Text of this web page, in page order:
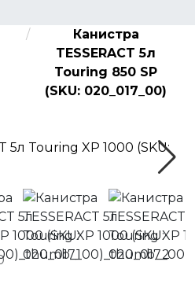
Канистра
TESSERACT 5л
Touring 850 SP
(SKU: 020_017_00)